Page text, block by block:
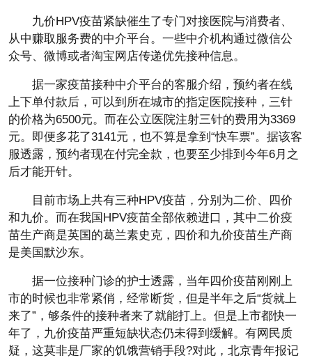
九价HPV疫苗紧缺催生了专门对接医院与消费者、
从中赚取服务费的中介平台。一些中介机构通过微信公
众号、微博或者淘宝网店传递优先接种信息。
据一家疫苗接种中介平台的客服介绍，预约者在线
上下单付款后，可以到所在城市的指定医院接种，三针
的价格为6500元。而在公立医院注射三针的费用为3369
元。即便多花了3141元，也不算是拿到“快车票”。据该客
服透露，预约者现在付完全款，也要至少排到今年6月之
后才能开针。
目前市场上共有三种HPV疫苗，分别为二价、四价
和九价。而在我国HPV疫苗全部依赖进口，其中二价疫
苗生产商是英国的葛兰素史克，四价和九价疫苗生产商
是美国默沙东。
据一位接种门诊的护士透露，当年四价疫苗刚刚上
市的时候也非常紧俏，经常断货，但是半年之后“货就上
来了”，够条件的接种者来了就能打上。但是上市都快一
年了，九价疫苗严重短缺状态仍未得到缓解。有网民质
疑，这莫非是厂家的饥饿营销手段?对此，北京青年报记